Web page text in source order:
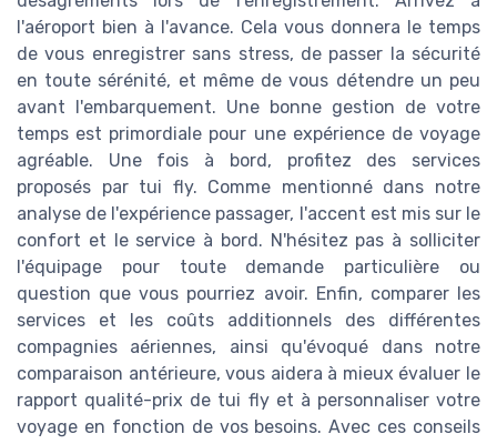
l'aéroport bien à l'avance. Cela vous donnera le temps
de vous enregistrer sans stress, de passer la sécurité
en toute sérénité, et même de vous détendre un peu
avant l'embarquement. Une bonne gestion de votre
temps est primordiale pour une expérience de voyage
agréable. Une fois à bord, profitez des services
proposés par tui fly. Comme mentionné dans notre
analyse de l'expérience passager, l'accent est mis sur le
confort et le service à bord. N'hésitez pas à solliciter
l'équipage pour toute demande particulière ou
question que vous pourriez avoir. Enfin, comparer les
services et les coûts additionnels des différentes
compagnies aériennes, ainsi qu'évoqué dans notre
comparaison antérieure, vous aidera à mieux évaluer le
rapport qualité-prix de tui fly et à personnaliser votre
voyage en fonction de vos besoins. Avec ces conseils